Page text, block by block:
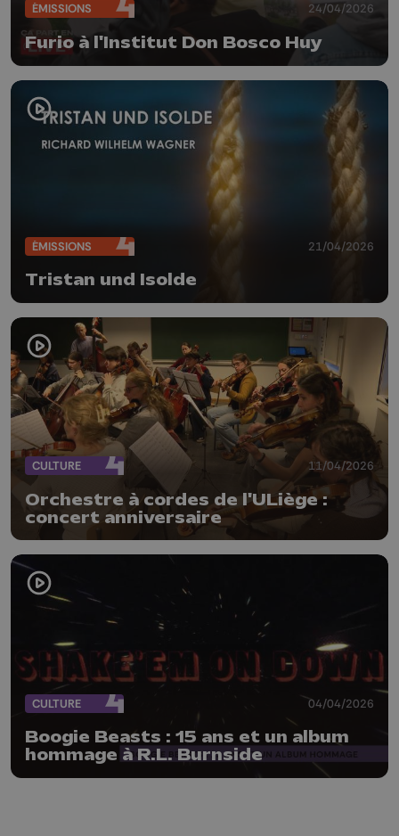
ÉMISSIONS 24/04/2026
Furio à l'Institut Don Bosco Huy
ÉMISSIONS 21/04/2026
Tristan und Isolde
CULTURE 11/04/2026
Orchestre à cordes de l'ULiège :
concert anniversaire
CULTURE 04/04/2026
Boogie Beasts : 15 ans et un album
hommage à R.L. Burnside